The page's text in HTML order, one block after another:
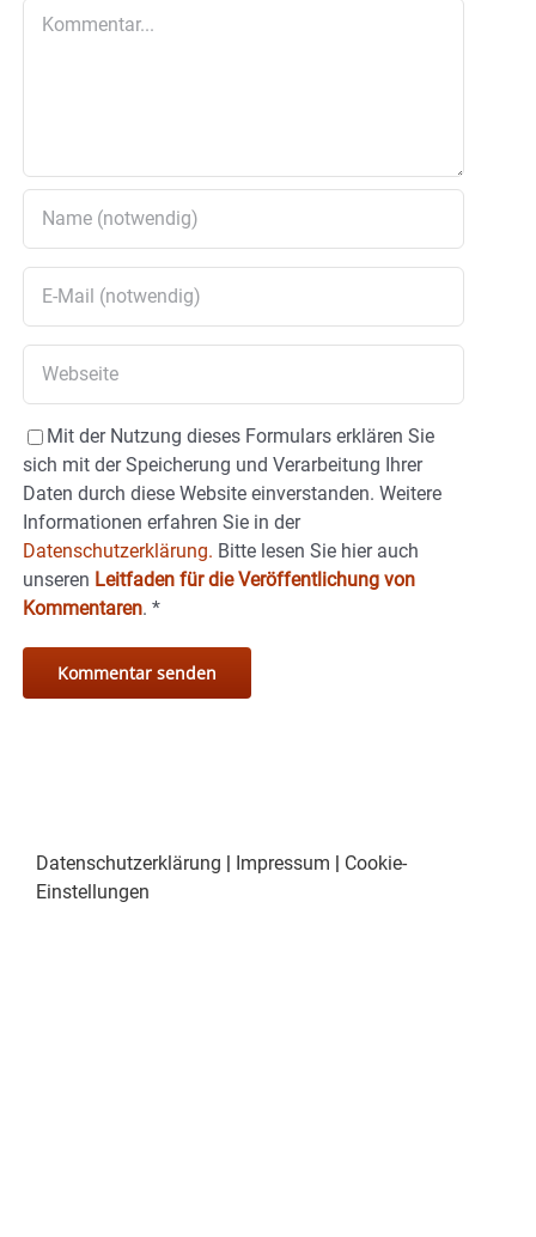
Mit der Nutzung dieses Formulars erklären Sie
sich mit der Speicherung und Verarbeitung Ihrer
Daten durch diese Website einverstanden. Weitere
Informationen erfahren Sie in der
Datenschutzerklärung. Bitte lesen Sie hier auch
unseren Leitfaden für die Veröffentlichung von
Kommentaren. *
Datenschutzerklärung | Impressum | Cookie-
Einstellungen